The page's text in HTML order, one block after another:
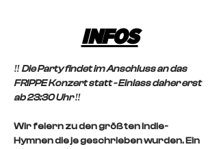
INFOS
‼️ Die Party findet im Anschluss an das
FRIPPE Konzert statt - Einlass daher erst
ab 23:30 Uhr ‼️
Wir feiern zu den größten Indie-
Hymnen die je geschrieben wurden. Ein